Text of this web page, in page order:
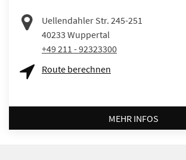
Uellendahler Str. 245-251
40233 Wuppertal
+49 211 - 92323300
Route berechnen
MEHR INFOS